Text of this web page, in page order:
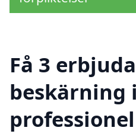
Få 3
beskärning